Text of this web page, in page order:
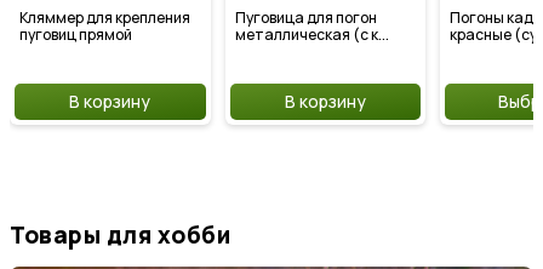
Кляммер для крепления
пуговиц прямой
В корзину
Пуговица для погон
металлическая (с к...
В корзину
Погоны
красные
Сезонные предложения
Товары для хобби